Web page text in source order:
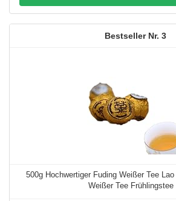
3
500g Hochwertiger Fuding Weißer Tee
Weißer Tee Frühlingstee